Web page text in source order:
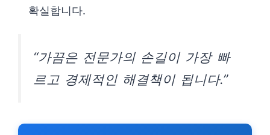
확실합니다.
“가끔은 전문가의 손길이 가장 빠
르고 경제적인 해결책이 됩니다.”